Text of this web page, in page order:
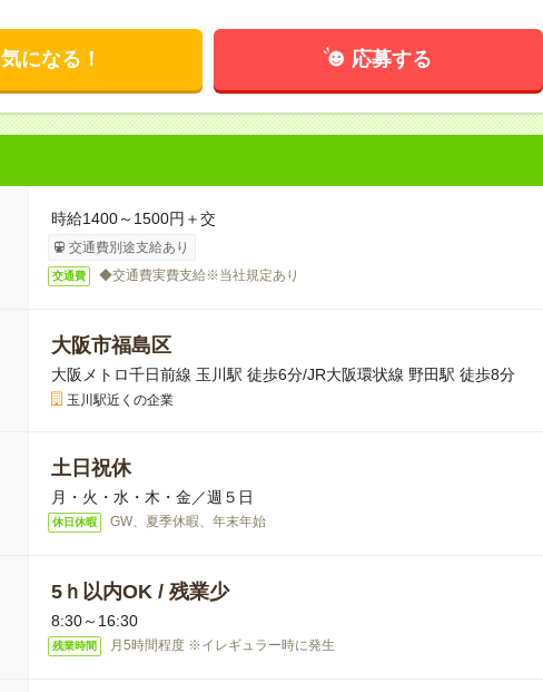
気になる！ 応募する
時給1400～1500円＋交
交通費別途支給あり
交通費 ◆交通費実費支給※当社規定あり
大阪市福島区
大阪メトロ千日前線 玉川駅 徒歩6分/JR大阪環状線 野田駅 徒歩8分
玉川駅近くの企業
土日祝休
月・火・水・木・金／週５日
休日休暇 GW、夏季休暇、年末年始
5ｈ以内OK / 残業少
8:30～16:30
残業時間 月5時間程度 ※イレギュラー時に発生